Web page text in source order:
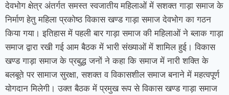
देवभोग क्षेत्र अंतर्गत समस्त स्वजातीय महिलाओं में सशक्त गाड़ा समाज के
निर्माण हेतु महिला प्रकोष्ठ विकास खण्ड गाड़ा समाज देवभोग का गठन
किया गया। इतिहास में पहली बार गाड़ा समाज की महिलाओं ने ब्लाक गाड़ा
समाज द्वारा रखी गई आम बैठक में भारी संख्याओं में शामिल हुई। विकास
खण्ड गाड़ा समाज के प्रबुद्ध जनों ने कहा कि समाज में नारी शक्ति के
बलबूते पर सामाज सुरक्षा, सशक्त व विकासशील समाज बनाने में महत्वपूर्ण
योगदान मिलेगी। उक्त बैठक में प्रमुख रूप से विकास खण्ड गाड़ा समाज